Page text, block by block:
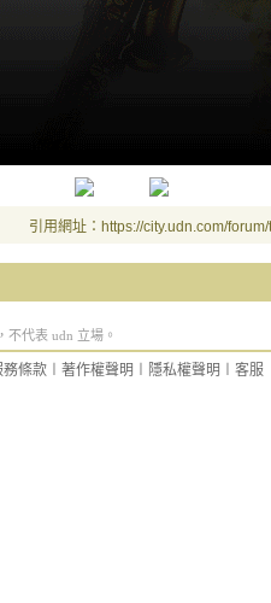
引用網址：https://city.udn.com/
不代表 udn 立場。
務條款 著作權聲明 隱私權聲明 客服